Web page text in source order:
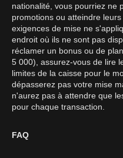
nationalité, vous pourriez ne
promotions ou atteindre
exigences de mise ne
endroit où ils ne sont pas
réclamer un bonus ou de
5 000), assurez-vous de lire
limites de la caisse pour le
dépasserez pas votre mise
n'aurez pas à attendre que
pour chaque transaction.
FAQ